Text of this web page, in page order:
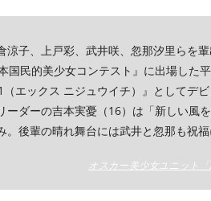
涼子、上戸彩、武井咲、忽那汐里らを
国民的美少女コンテスト』に出場した
（エックス ニジュウイチ）』としてデ
ーダーの吉本実憂（16）は「新しい風
。後輩の晴れ舞台には武井と忽那も祝福
オスカー美少女ユニット